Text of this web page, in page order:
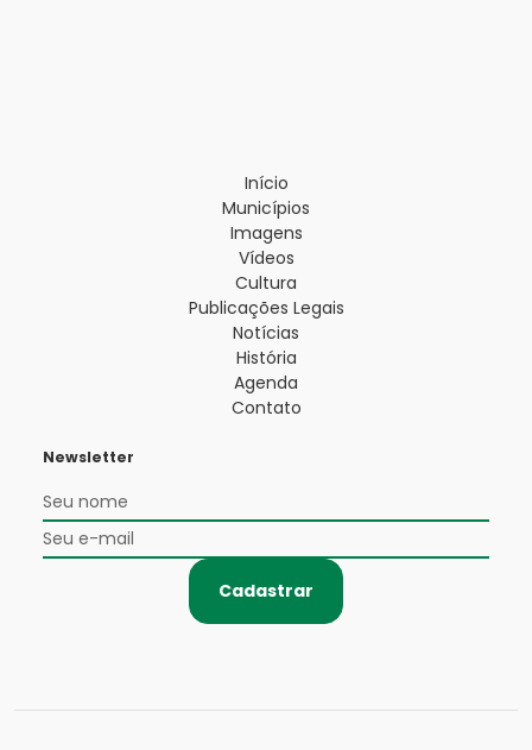
Início
Municípios
Imagens
Vídeos
Cultura
Publicações Legais
Notícias
História
Agenda
Contato
Newsletter
Cadastrar